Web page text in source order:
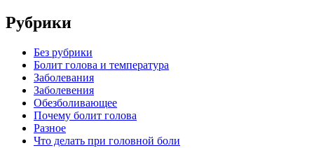
Рубрики
Без рубрики
Болит голова и температура
Заболевания
Заболевения
Обезболивающее
Почему болит голова
Разное
Что делать при головной боли